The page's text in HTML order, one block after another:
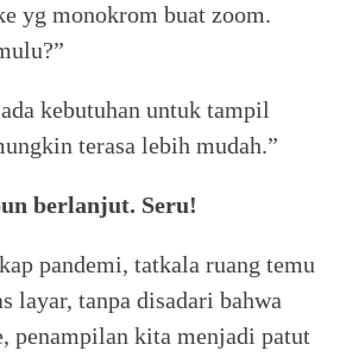
yg monokrom buat zoom.
kebutuhan untuk tampil
terasa lebih mudah.”
berlanjut. Seru!
pandemi, tatkala ruang temu
layar, tanpa disadari bahwa
penampilan kita menjadi patut